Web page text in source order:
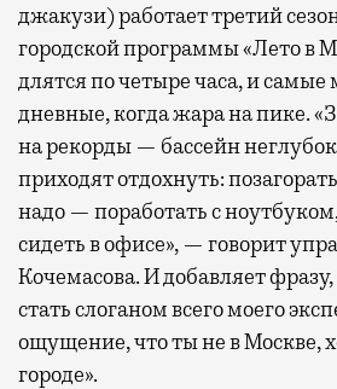
джакузи) работает третий
городской программы «Лето в
длятся по четыре часа, и
дневные, когда жара на пике.
на рекорды — бассейн
приходят отдохнуть:
надо — поработать с
сидеть в офисе», — говорит
Кочемасова. И добавляет
стать слоганом всего моего
ощущение, что ты не в Москве,
городе».